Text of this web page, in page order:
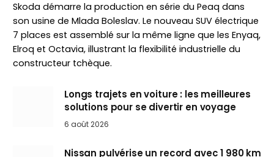
Skoda démarre la production en série du Peaq dans
son usine de Mlada Boleslav. Le nouveau SUV électrique
7 places est assemblé sur la même ligne que les Enyaq,
Elroq et Octavia, illustrant la flexibilité industrielle du
constructeur tchèque.
Longs trajets en voiture : les meilleures
solutions pour se divertir en voyage
6 août 2026
Nissan pulvérise un record avec 1 980 km